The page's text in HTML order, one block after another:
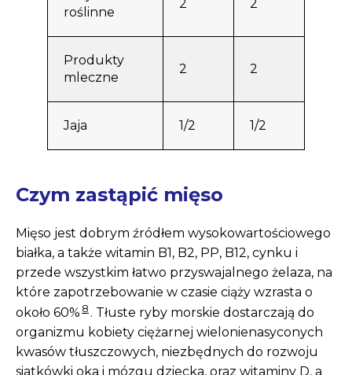
roślinne
2 2
Produkty
mleczne
2 2
Jaja 1/2 1/2
Czym zastąpić mięso
Mięso jest dobrym źródłem wysokowartościowego
białka, a także witamin B1, B2, PP, B12, cynku i
przede wszystkim łatwo przyswajalnego żelaza, na
które zapotrzebowanie w czasie ciąży wzrasta o
około 60% 8 . Tłuste ryby morskie dostarczają do
organizmu kobiety ciężarnej wielonienasyconych
kwasów tłuszczowych, niezbędnych do rozwoju
siatkówki oka i mózgu dziecka, oraz witaminy D, a